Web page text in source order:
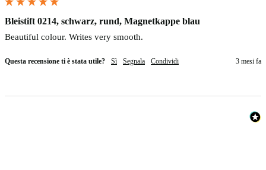
Bleistift 0214, schwarz, rund, Magnetkappe blau
Beautiful colour. Writes very smooth.
Questa recensione ti è stata utile? Sì Segnala Condividi 3 mesi fa